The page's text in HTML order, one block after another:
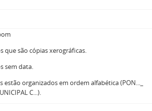
que são cópias xerográficas.
sem data.
estão organizados em ordem alfabética (PON..._
C...).